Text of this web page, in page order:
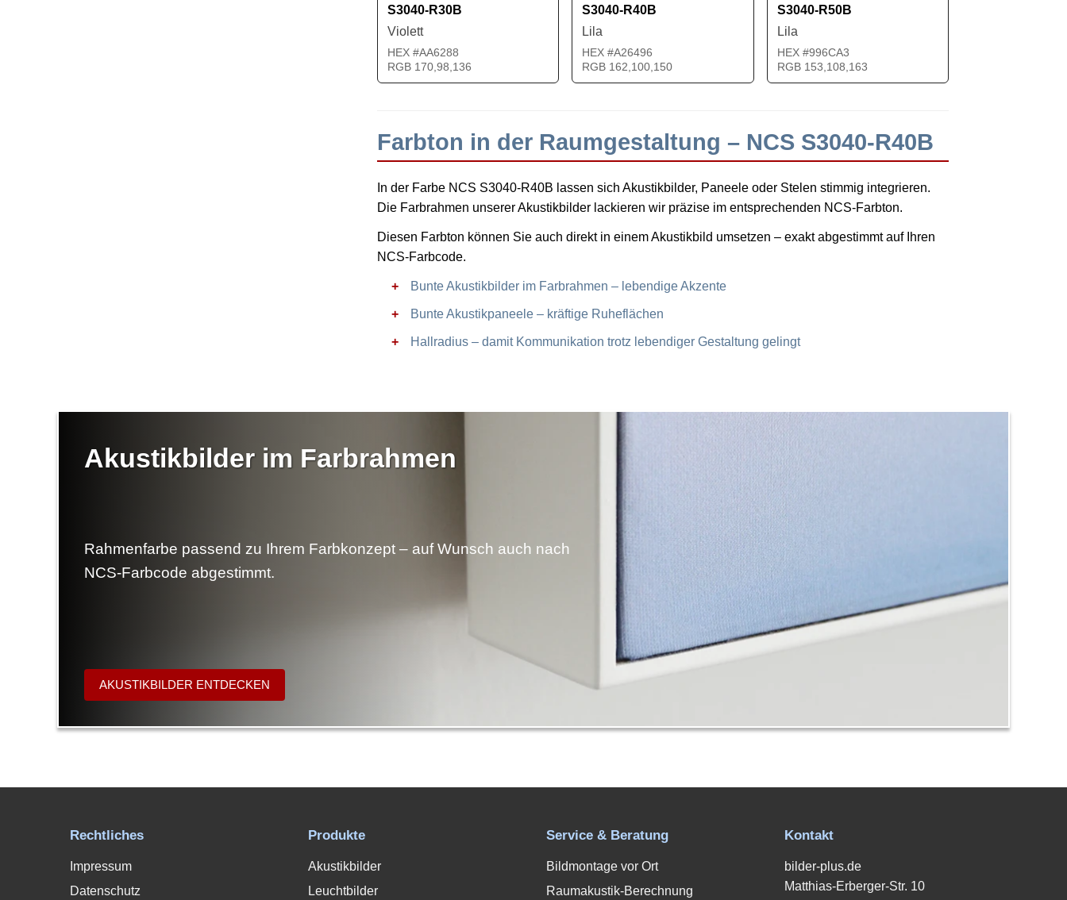
S3040-R30B
Violett
HEX #AA6288
RGB 170,98,136
S3040-R40B
Lila
HEX #A26496
RGB 162,100,150
S3040-R50B
Lila
HEX #996CA3
RGB 153,108,163
Farbton in der Raumgestaltung – NCS S3040-R40B
In der Farbe NCS S3040-R40B lassen sich Akustikbilder, Paneele oder Stelen stimmig integrieren.
Die Farbrahmen unserer Akustikbilder lackieren wir präzise im entsprechenden NCS-Farbton.
Diesen Farbton können Sie auch direkt in einem Akustikbild umsetzen – exakt abgestimmt auf Ihren
NCS-Farbcode.
Bunte Akustikbilder im Farbrahmen – lebendige Akzente
Bunte Akustikpaneele – kräftige Ruheflächen
Hallradius – damit Kommunikation trotz lebendiger Gestaltung gelingt
Akustikbilder im Farbrahmen
Rahmenfarbe passend zu Ihrem Farbkonzept – auf Wunsch auch nach
NCS-Farbcode abgestimmt.
AKUSTIKBILDER ENTDECKEN
Rechtliches
Impressum
Datenschutz
Produkte
Akustikbilder
Leuchtbilder
Service & Beratung
Bildmontage vor Ort
Raumakustik-Berechnung
Kontakt
bilder-plus.de
Matthias-Erberger-Str. 10